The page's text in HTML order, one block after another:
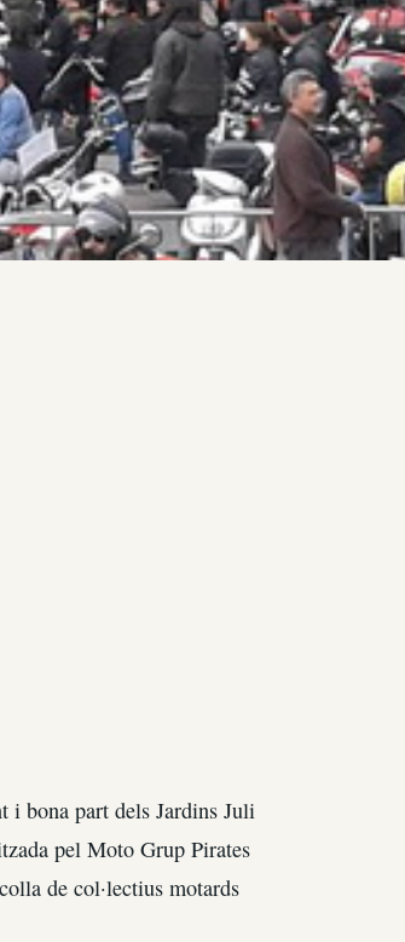
i bona part dels Jardins Juli
pel Moto Grup Pirates
de col·lectius motards